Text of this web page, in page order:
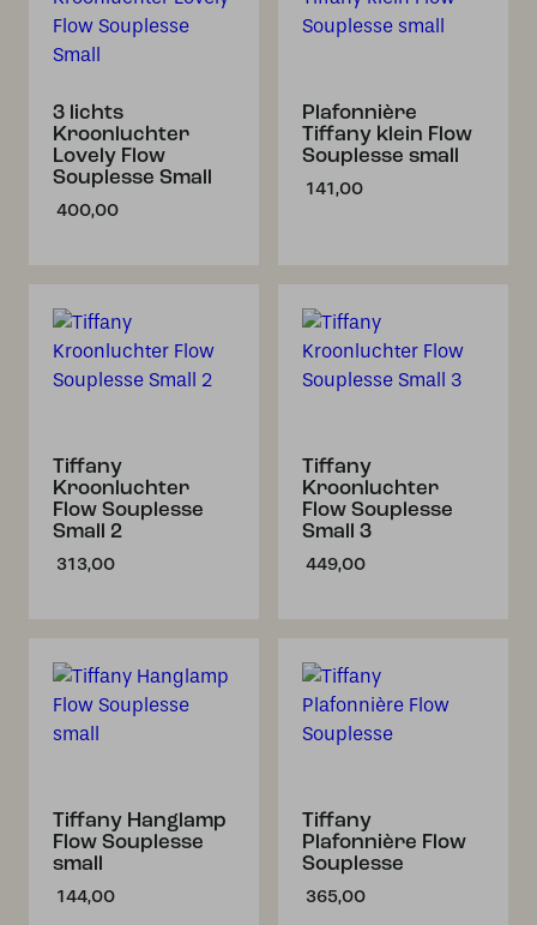
3 lichts
Kroonluchter
Lovely Flow
Souplesse Small
400,00
Plafonnière
Tiffany klein Flow
Souplesse small
141,00
Tiffany
Kroonluchter
Flow Souplesse
Small 2
313,00
Tiffany
Kroonluchter
Flow Souplesse
Small 3
449,00
Tiffany Hanglamp
Flow Souplesse
small
144,00
Tiffany
Plafonnière Flow
Souplesse
365,00